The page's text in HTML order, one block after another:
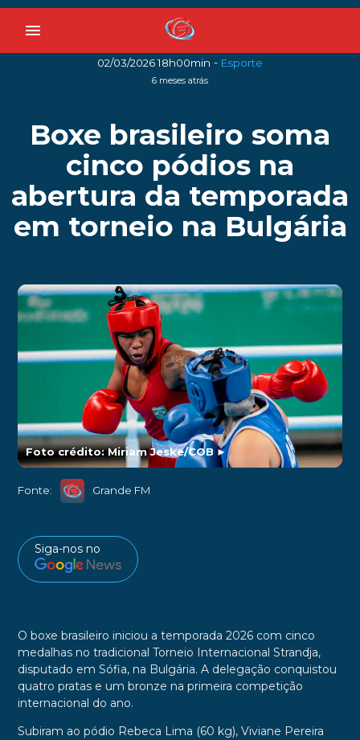
menu
02/03/2026 18h00min - Esporte
6 meses atrás
Boxe brasileiro soma
cinco pódios na
abertura da temporada
em torneio na Bulgária
Foto crédito: Miriam Jeske/COB ►
Fonte: Grande FM
Siga-nos no
O boxe brasileiro iniciou a temporada 2026 com cinco
medalhas no tradicional Torneio Internacional Strandja,
disputado em Sófia, na Bulgária. A delegação conquistou
quatro pratas e um bronze na primeira competição
internacional do ano.
Subiram ao pódio Rebeca Lima (60 kg), Viviane Pereira